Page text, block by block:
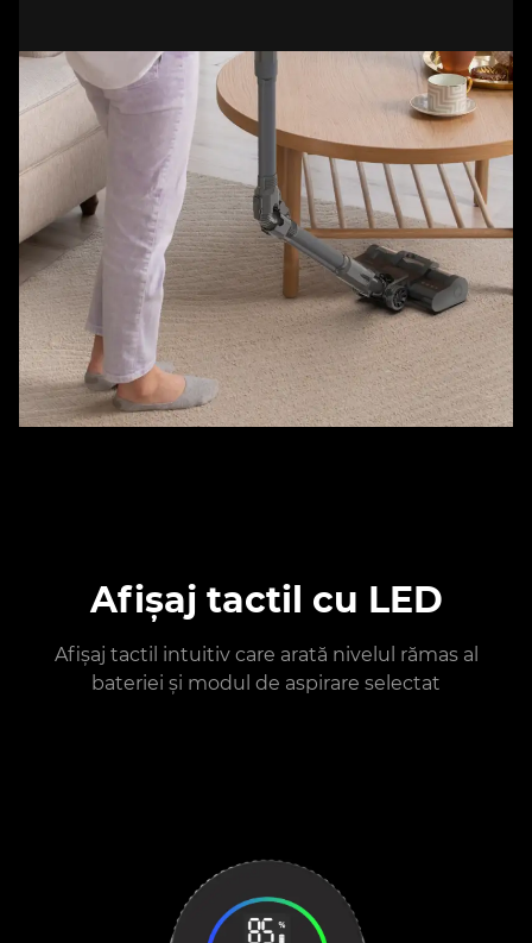
Afișaj tactil cu LED
Afișaj tactil intuitiv care arată nivelul rămas al
bateriei și modul de aspirare selectat